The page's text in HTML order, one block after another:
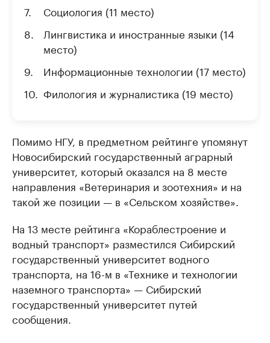
Социология (11 место)
Лингвистика и иностранные языки (14
место)
Информационные технологии (17 место)
Филология и журналистика (19 место)
Помимо НГУ, в предметном рейтинге упомянут
Новосибирский государственный аграрный
университет, который оказался на 8 месте
направления «Ветеринария и зоотехния» и на
такой же позиции — в «Сельском хозяйстве».
На 13 месте рейтинга «Кораблестроение и
водный транспорт» разместился Сибирский
государственный университет водного
транспорта, на 16-м в «Технике и технологии
наземного транспорта» — Сибирский
государственный университет путей
сообщения.